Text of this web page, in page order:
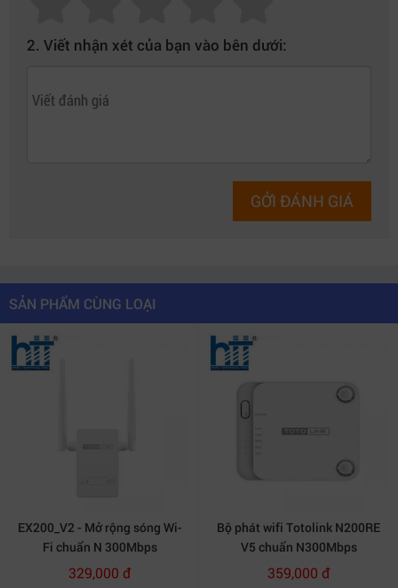
2. Viết nhận xét của bạn vào bên dưới:
GỞI ĐÁNH GIÁ
SẢN PHẨM CÙNG LOẠI
EX200_V2 - Mở rộng sóng Wi-
Fi chuẩn N 300Mbps
329,000 đ
Bộ phát wifi Totolink N200RE
V5 chuẩn N300Mbps
359,000 đ